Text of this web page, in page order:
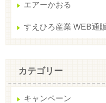
エアーかおる
すえひろ産業 WEB通販
カテゴリー
キャンペーン